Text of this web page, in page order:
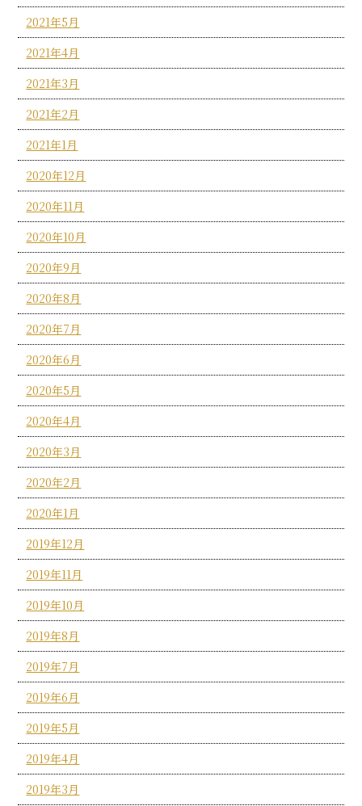
2021年5月
2021年4月
2021年3月
2021年2月
2021年1月
2020年12月
2020年11月
2020年10月
2020年9月
2020年8月
2020年7月
2020年6月
2020年5月
2020年4月
2020年3月
2020年2月
2020年1月
2019年12月
2019年11月
2019年10月
2019年8月
2019年7月
2019年6月
2019年5月
2019年4月
2019年3月